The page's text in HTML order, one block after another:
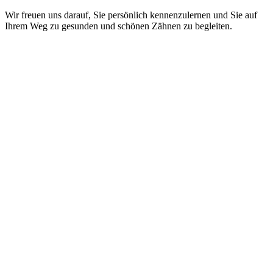
Wir freuen uns darauf, Sie persönlich kennenzulernen und Sie auf
Ihrem Weg zu gesunden und schönen Zähnen zu begleiten.